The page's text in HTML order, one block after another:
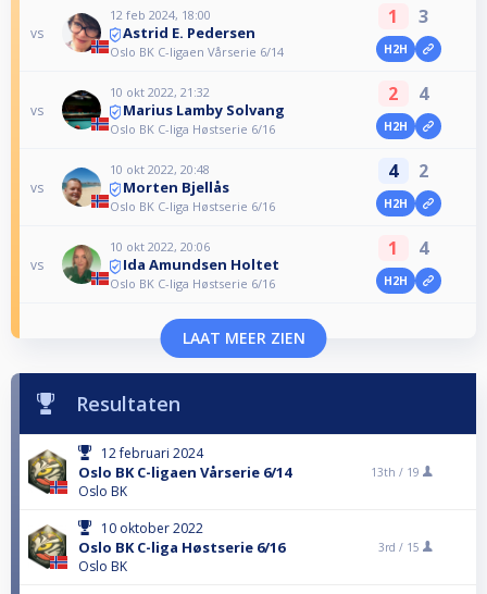
vs
12 feb 2024, 18:00
Astrid E. Pedersen
Oslo BK C-ligaen Vårserie 6/14
1 3
H2H
vs
10 okt 2022, 21:32
Marius Lamby Solvang
Oslo BK C-liga Høstserie 6/16
2 4
H2H
vs
10 okt 2022, 20:48
Morten Bjellås
Oslo BK C-liga Høstserie 6/16
4 2
H2H
vs
10 okt 2022, 20:06
Ida Amundsen Holtet
Oslo BK C-liga Høstserie 6/16
1 4
H2H
LAAT MEER ZIEN
Resultaten
12 februari 2024
Oslo BK C-ligaen Vårserie 6/14
Oslo BK
13th / 19
10 oktober 2022
Oslo BK C-liga Høstserie 6/16
Oslo BK
3rd / 15